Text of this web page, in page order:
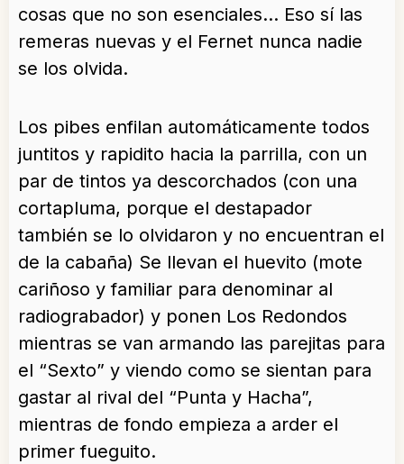
cosas que no son esenciales… Eso sí las
remeras nuevas y el Fernet nunca nadie
se los olvida.
Los pibes enfilan automáticamente todos
juntitos y rapidito hacia la parrilla, con un
par de tintos ya descorchados (con una
cortapluma, porque el destapador
también se lo olvidaron y no encuentran el
de la cabaña) Se llevan el huevito (mote
cariñoso y familiar para denominar al
radiograbador) y ponen Los Redondos
mientras se van armando las parejitas para
el “Sexto” y viendo como se sientan para
gastar al rival del “Punta y Hacha”,
mientras de fondo empieza a arder el
primer fueguito.